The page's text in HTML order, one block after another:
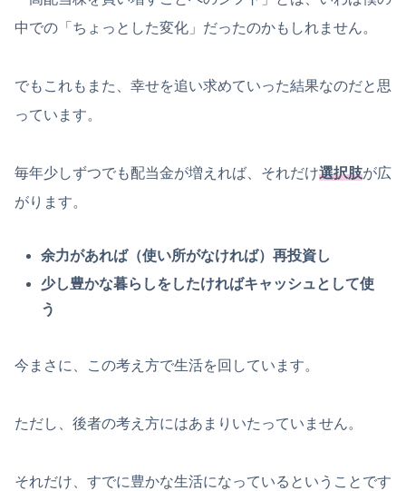
中での「ちょっとした変化」だったのかもしれません。
でもこれもまた、幸せを追い求めていった結果なのだと思
っています。
毎年少しずつでも配当金が増えれば、それだけ選択肢が広
がります。
余力があれば（使い所がなければ）再投資し
少し豊かな暮らしをしたければキャッシュとして使
う
今まさに、この考え方で生活を回しています。
ただし、後者の考え方にはあまりいたっていません。
それだけ、すでに豊かな生活になっているということです